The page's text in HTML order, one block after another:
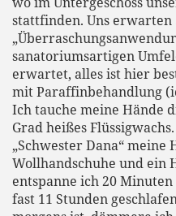
stattfinden. Uns erwarten
sanatoriumsartigen
erwartet, alles ist hier
mit Paraffinbehandlung
Ich tauche meine Hände
Grad heißes
„Schwester Dana“ meine
Wollhandschuhe und ein
entspanne ich 20
fast 11 Stunden